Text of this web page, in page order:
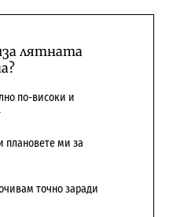
лятната
по-високи и
плановете ми за
точно заради